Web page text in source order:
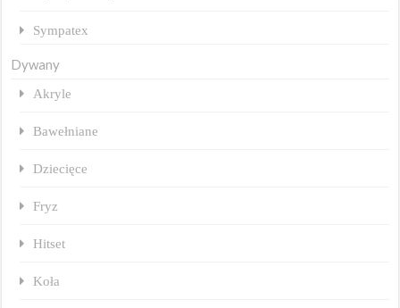
Sympatex
Dywany
Akryle
Bawełniane
Dziecięce
Fryz
Hitset
Koła